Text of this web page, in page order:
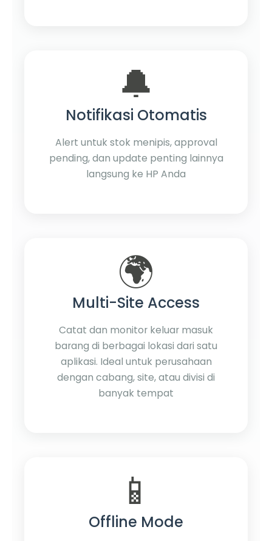
🔔
Notifikasi Otomatis
Alert untuk stok menipis, approval
pending, dan update penting lainnya
langsung ke HP Anda
🌍
Multi-Site Access
Catat dan monitor keluar masuk
barang di berbagai lokasi dari satu
aplikasi. Ideal untuk perusahaan
dengan cabang, site, atau divisi di
banyak tempat
📱
Offline Mode